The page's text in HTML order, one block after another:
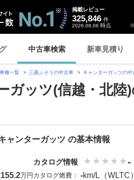
※
掲載レビュー
325,846 件
2026.08.06 時点
中古車検索 新車見積り
種一覧 三菱ふそうの中古車 キャンターガッツの中
ガッツ(信越・北陸
ャンターガッツ の基本情報
155.2万円
カタログ情報 -
カタログ燃費： -km/L（WLTC）